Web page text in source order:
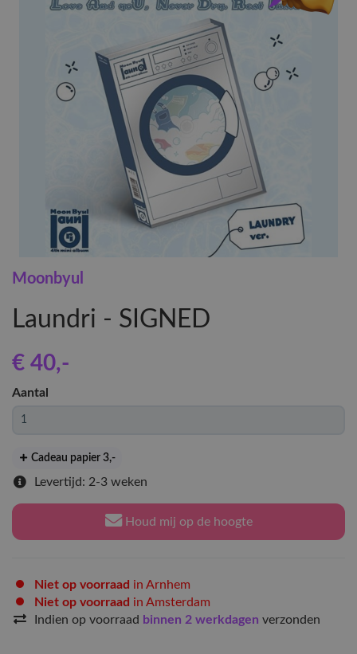
Moonbyul
Laundri - SIGNED
€ 40,-
Aantal
Cadeau papier 3,-
Levertijd: 2-3 weken
Houd mij op de hoogte
Niet op voorraad in Arnhem
Niet op voorraad in Amsterdam
Indien op voorraad binnen 2 werkdagen verzonden